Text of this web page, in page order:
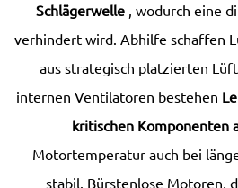
Schlägerwelle , wodurch eine
verhindert wird. Abhilfe schaffen
aus strategisch platzierten
internen Ventilatoren bestehen
kritischen Komponenten
Motortemperatur auch bei
stabil. Bürstenlose Motoren,